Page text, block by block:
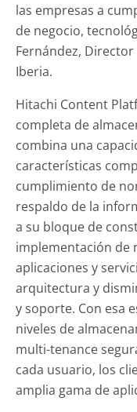
las empresas a
de negocio,
Fernández,
Iberia.
Hitachi Content
completa de
combina una
características
cumplimiento de
respaldo de la
a su bloque de
implementación de
aplicaciones y
arquitectura y
y soporte. Con esa
niveles de
multi-tenance
cada usuario, los
amplia gama de